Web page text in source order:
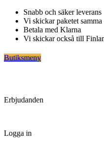
Hoppa
innehåll
Snabb och säker leverans
Vi skickar paketet samma
Betala med Klarna
Vi skickar också till
Butiksmeny
Erbjudanden
Logga in